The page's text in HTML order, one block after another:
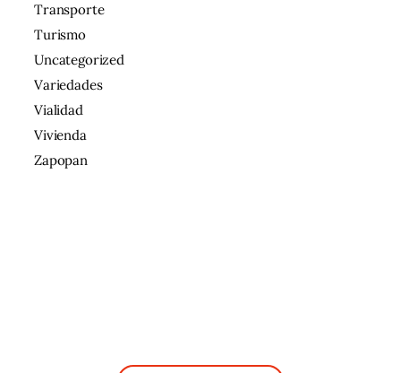
Transporte
Turismo
Uncategorized
Variedades
Vialidad
Vivienda
Zapopan